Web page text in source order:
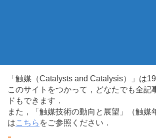
「触媒（Catalysts and Catalysis）」は
このサイトをつかって，どなたでも全
ドもできます．
また，「触媒技術の動向と展望」（触
はこちら をご参照ください．